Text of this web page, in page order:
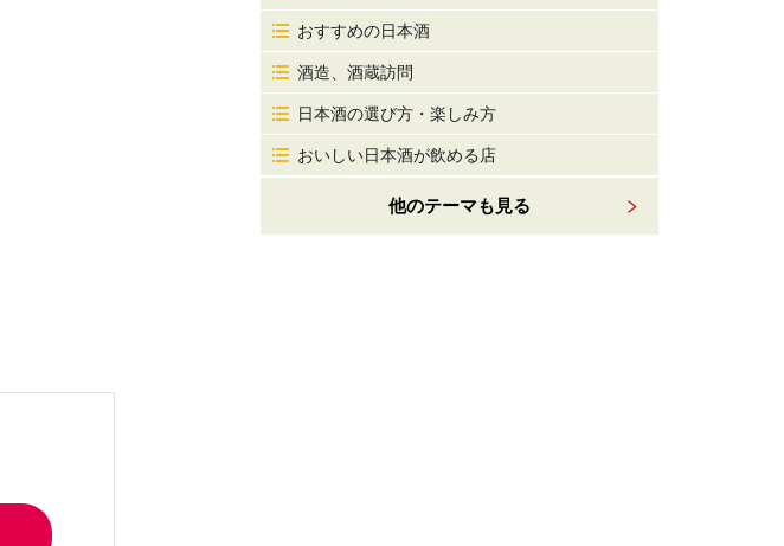
おすすめの日本酒
酒造、酒蔵訪問
日本酒の選び方・楽しみ方
おいしい日本酒が飲める店
他のテーマも見る